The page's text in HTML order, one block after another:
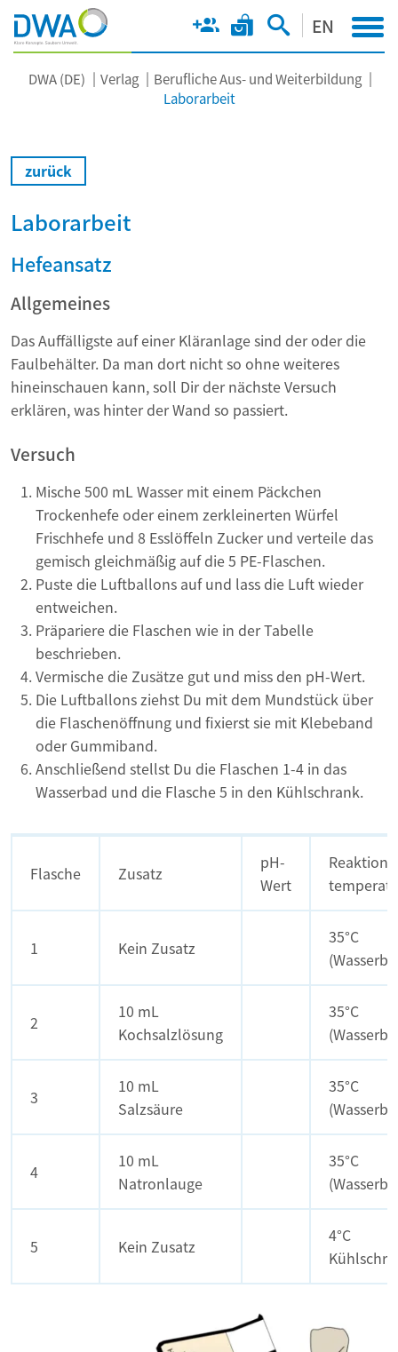
EN
DWA (DE) Verlag
Berufliche Aus- und Weiterbildung
Laborarbeit
zurück
Laborarbeit
Hefeansatz
Allgemeines
Das Auffälligste auf einer Kläranlage sind der oder die
Faulbehälter. Da man dort nicht so ohne weiteres
hineinschauen kann, soll Dir der nächste Versuch
erklären, was hinter der Wand so passiert.
Versuch
Mische 500 mL Wasser mit einem Päckchen
Trockenhefe oder einem zerkleinerten Würfel
Frischhefe und 8 Esslöffeln Zucker und verteile das
gemisch gleichmäßig auf die 5 PE-Flaschen.
Puste die Luftballons auf und lass die Luft wieder
entweichen.
Präpariere die Flaschen wie in der Tabelle
beschrieben.
Vermische die Zusätze gut und miss den pH-Wert.
Die Luftballons ziehst Du mit dem Mundstück über
die Flaschenöffnung und fixierst sie mit Klebeband
oder Gummiband.
Anschließend stellst Du die Flaschen 1-4 in das
Wasserbad und die Flasche 5 in den Kühlschrank.
Flasche Zusatz
pH-
Wert
1 Kein Zusatz
35°C
2
10 mL
Kochsalzlösung
35°C
3
10 mL
Salzsäure
35°C
4
10 mL
Natronlauge
35°C
5 Kein Zusatz
4°C